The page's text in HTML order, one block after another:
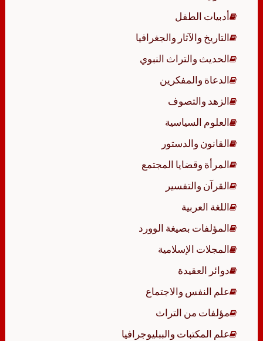
أدبيات الطفل
التاريخ والآثار والجغرافيا
الحديث والتراث النبوي
الدعاة والمفكرين
الزهد والتصوف
العلوم السياسية
القانون والدستور
المرأة وقضايا المجتمع
القرآن والتفسير
اللغة العربية
المؤلفات بصيغة الوورد
المجلات الإسلامية
دوائر العقيدة
علم النفس والاجتماع
مؤلفات من التراث
علم المكتبات والببليوجرافيا